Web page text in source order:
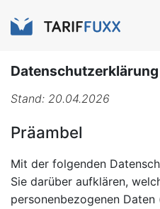
Datenschutzerklärung
Stand: 20.04.2026
Präambel
Mit der folgenden
Sie darüber aufklären,
personenbezogenen